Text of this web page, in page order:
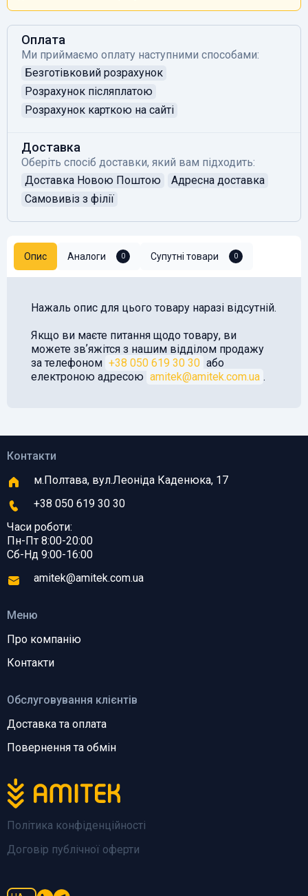
Оплата
Ми приймаємо оплату наступними способами:
Безготівковий розрахунок
Розрахунок післяплатою
Розрахунок карткою на сайті
Доставка
Оберіть спосіб доставки, який вам підходить:
Доставка Новою Поштою
Адресна доставка
Самовивіз з філії
Опис Аналоги 0 Супутні товари 0
Нажаль опис для цього товару наразі відсутній.
Якщо ви маєте питання щодо товару, ви
можете звʼяжітся з нашим відділом продажу
за телефоном +38 050 619 30 30 або
електроною адресою amitek@amitek.com.ua .
Політика конфіденційності
Договір публічної оферти
Обслуговування клієнтів
Доставка та оплата
Повернення та обмін
Меню
Про компанію
Контакти
Контакти
м.Полтава, вул.Леоніда Каденюка, 17
+38 050 619 30 30
Часи роботи:
Пн-Пт 8:00-20:00
Сб-Нд 9:00-16:00
amitek@amitek.com.ua